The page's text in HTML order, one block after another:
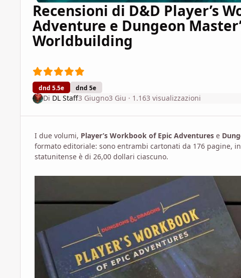
Recensioni di D&D Player’s
Adventure e Dungeon
Worldbuilding
dnd 5.5e dnd 5e
Di DL Staff3 Giugno3 Giu · 1.163 visualizzazioni
I due volumi, Player’s Workbook of Epic Adventures e
formato editoriale: sono entrambi cartonati da 176 pagine,
statunitense è di 26,00 dollari ciascuno.